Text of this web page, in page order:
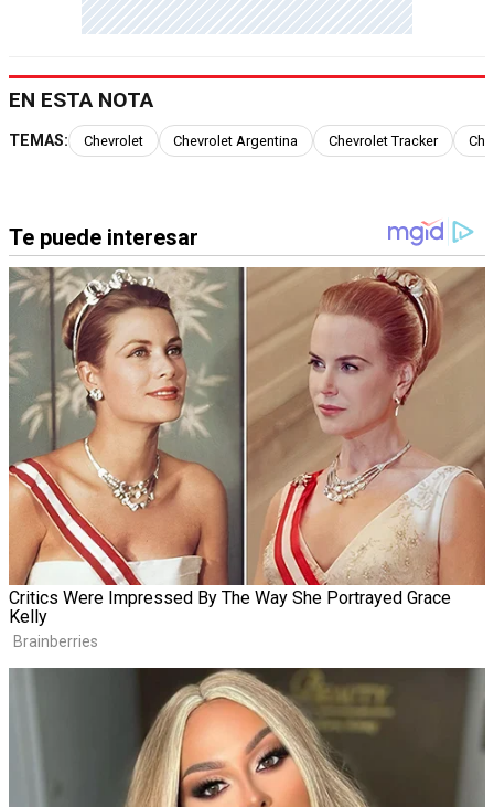
EN ESTA NOTA
TEMAS: Chevrolet Chevrolet Argentina Chevrolet Tracker